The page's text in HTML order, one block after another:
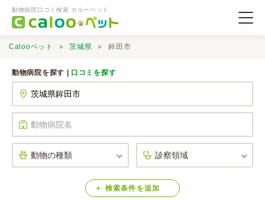
動物病院口コミ検索 カルーペット
口コミ検索
Calooペットとは？
Calooペット 茨城県 鉾田市
動物病院を探す | 口コミを探す
検索条件 を追加